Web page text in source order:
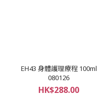
EH43 身體護理療程 100ml
080126
HK$288.00